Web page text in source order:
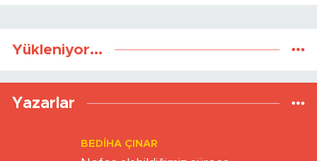
Yükleniyor...
Yazarlar
BEDIHA ÇINAR